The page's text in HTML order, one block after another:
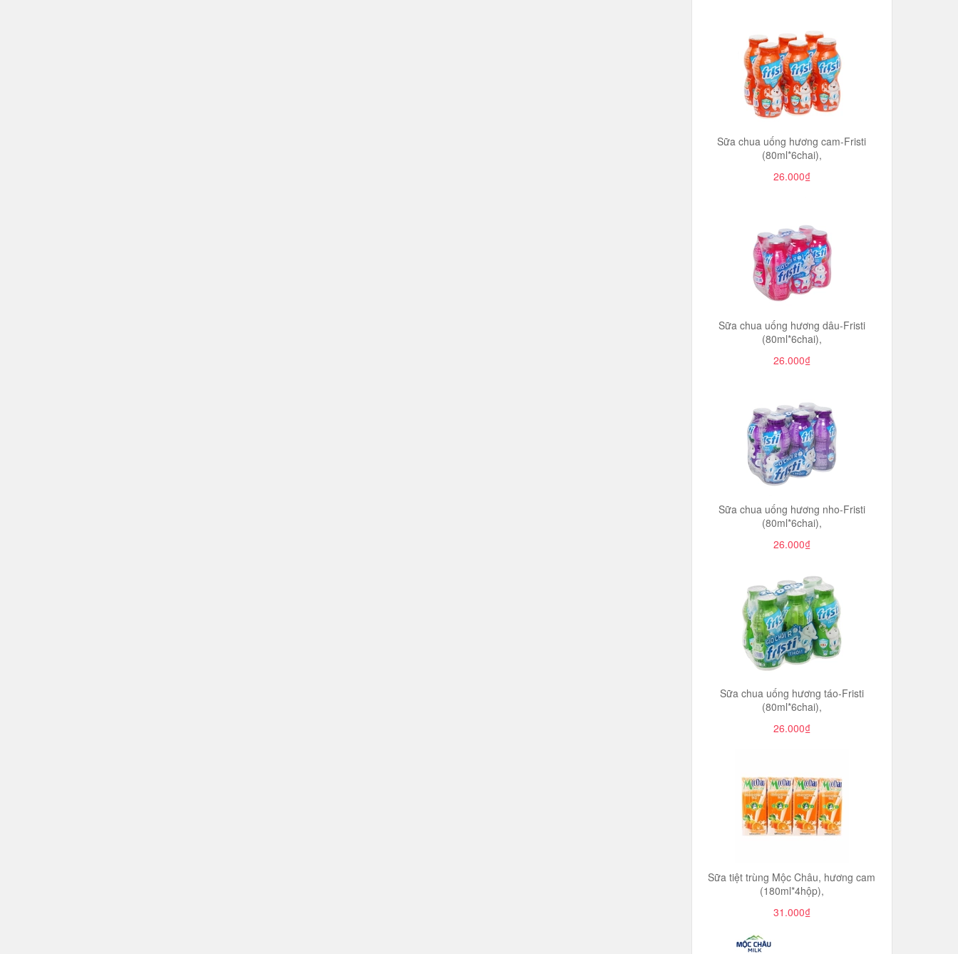
Sữa chua uống hương cam-Fristi
(80ml*6chai),
26.000₫
Sữa chua uống hương dâu-Fristi
(80ml*6chai),
26.000₫
Sữa chua uống hương nho-Fristi
(80ml*6chai),
26.000₫
Sữa chua uống hương táo-Fristi
(80ml*6chai),
26.000₫
Sữa tiệt trùng Mộc Châu, hương cam
(180ml*4hộp),
31.000₫